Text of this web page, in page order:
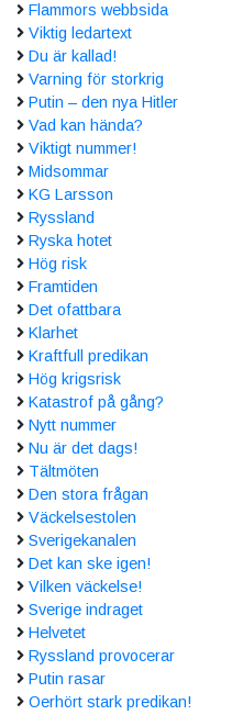
Flammors webbsida
Viktig ledartext
Du är kallad!
Varning för storkrig
Putin – den nya Hitler
Vad kan hända?
Viktigt nummer!
Midsommar
KG Larsson
Ryssland
Ryska hotet
Hög risk
Framtiden
Det ofattbara
Klarhet
Kraftfull predikan
Hög krigsrisk
Katastrof på gång?
Nytt nummer
Nu är det dags!
Tältmöten
Den stora frågan
Väckelsestolen
Sverigekanalen
Det kan ske igen!
Vilken väckelse!
Sverige indraget
Helvetet
Ryssland provocerar
Putin rasar
Oerhört stark predikan!